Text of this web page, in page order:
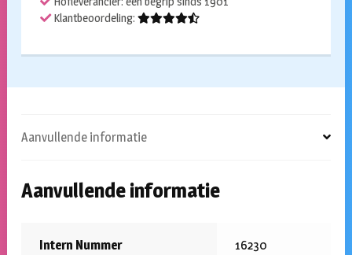
Klantbeoordeling:
Aanvullende informatie
Aanvullende informatie
Intern Nummer 16230